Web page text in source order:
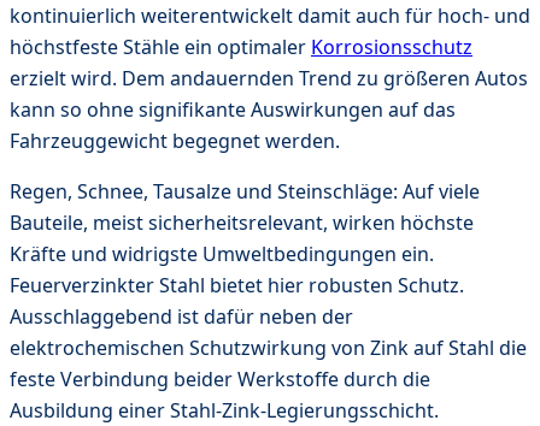
kontinuierlich weiterentwickelt damit auch für hoch- und
höchstfeste Stähle ein optimaler Korrosionsschutz
erzielt wird. Dem andauernden Trend zu größeren Autos
kann so ohne signifikante Auswirkungen auf das
Fahrzeuggewicht begegnet werden.
Regen, Schnee, Tausalze und Steinschläge: Auf viele
Bauteile, meist sicherheitsrelevant, wirken höchste
Kräfte und widrigste Umweltbedingungen ein.
Feuerverzinkter Stahl bietet hier robusten Schutz.
Ausschlaggebend ist dafür neben der
elektrochemischen Schutzwirkung von Zink auf Stahl die
feste Verbindung beider Werkstoffe durch die
Ausbildung einer Stahl-Zink-Legierungsschicht.